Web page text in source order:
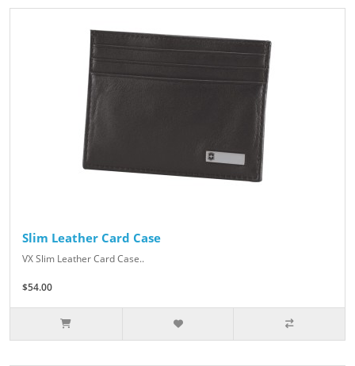
Slim Leather Card Case
VX Slim Leather Card Case..
$54.00